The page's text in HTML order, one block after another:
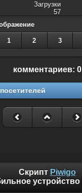
Загрузки
57
1 2 3
комментариев: 0
Скрипт Piwigo
устройство|